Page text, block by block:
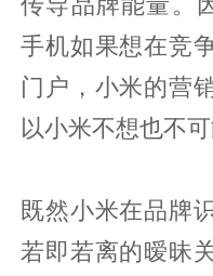
手机如果想在竞
门户，小米的营
以小米不想也不
既然小米在品牌
若即若离的暧昧